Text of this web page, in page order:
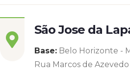
São Jose da
Base: Belo Horizonte -
Rua Marcos de Azevedo